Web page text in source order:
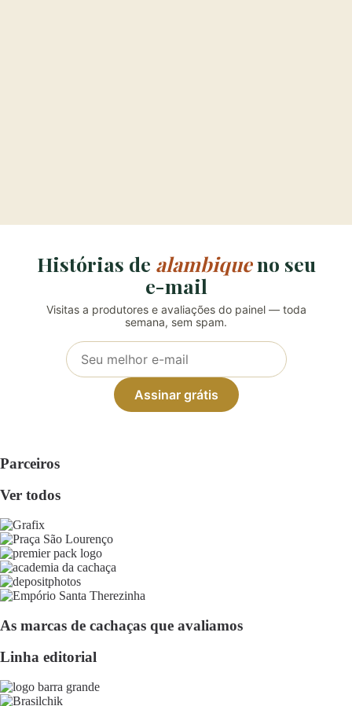
Histórias de alambiqueno seu
e-mail
Visitas a produtores e avaliações do painel — toda
semana, sem spam.
Assinar grátis
Parceiros
Ver todos
As marcas de cachaças que avaliamos
Linha editorial